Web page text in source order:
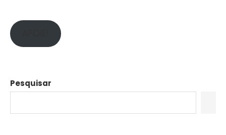
Pesquisar